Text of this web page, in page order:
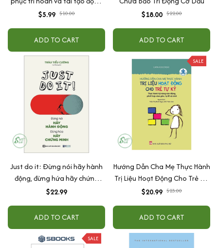
lực phi thường
$5.99 $10.00
ADD TO CART
$18.00 $22.00
ADD TO CART
Just do it: Đừng nói hãy hành
động, đừng hứa hãy chứng
minh
$22.99
ADD TO CART
SALE
Hướng Dẫn Cha Mẹ Thực Hành
Trị Liệu Hoạt Động Cho Trẻ Tự
Kỷ
$20.99 $23.00
ADD TO CART
SALE